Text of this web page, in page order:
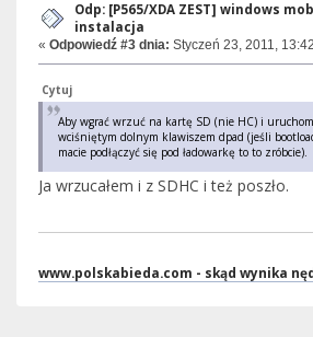
Odp: [P565/XDA ZEST] windows
instalacja
« Odpowiedź #3 dnia: Styczeń 23, 2011,
Cytuj
Aby wgrać wrzuć na kartę SD (nie HC) i
wciśniętym dolnym klawiszem dpad (jeśli
macie podłączyć się pod ładowarkę to to zróbcie).
Ja wrzucałem i z SDHC i też poszło.
www.polskabieda.com - skąd wynika